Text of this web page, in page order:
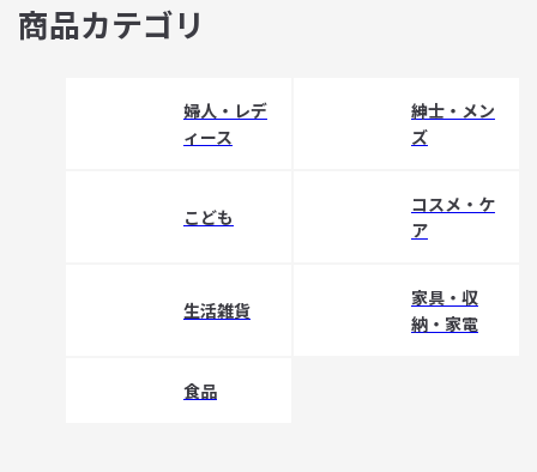
商品カテゴリ
婦人・レデ
ィース
紳士・メン
ズ
こども
コスメ・ケ
ア
生活雑貨
家具・収
納・家電
食品